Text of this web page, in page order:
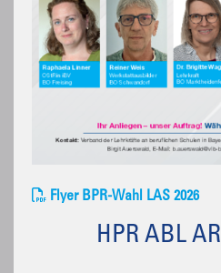
Flyer BPR-Wahl LAS 2026
HPR ABL